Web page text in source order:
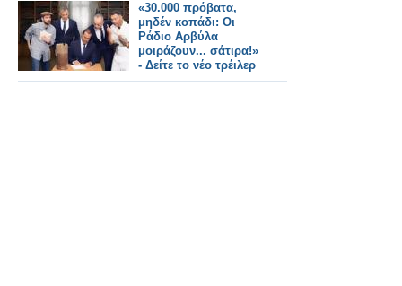
«30.000 πρόβατα,
μηδέν κοπάδι: Οι
Ράδιο Αρβύλα
μοιράζουν... σάτιρα!»
- Δείτε το νέο τρέιλερ